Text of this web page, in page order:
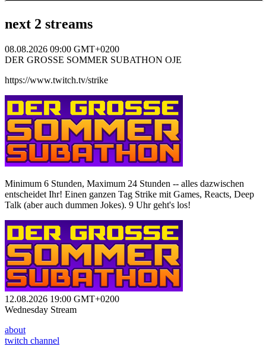
next 2 streams
08.08.2026 09:00 GMT+0200
DER GROSSE SOMMER SUBATHON OJE
https://www.twitch.tv/strike
Minimum 6 Stunden, Maximum 24 Stunden -- alles dazwischen
entscheidet Ihr! Einen ganzen Tag Strike mit Games, Reacts, Deep
Talk (aber auch dummen Jokes). 9 Uhr geht's los!
12.08.2026 19:00 GMT+0200
Wednesday Stream
about
twitch channel